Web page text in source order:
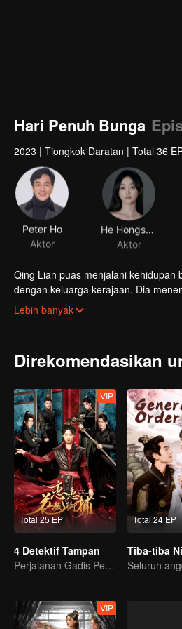
Hari Penuh Bunga
2023 | Tiongkok Daratan | Total 36
Peter Ho
Aktor
Aktor
Qing Lian puas menjalani
dengan keluarga kerajaan. Dia
tunjukkan, dan diam-diam
Lebih banyak
Direkomendasikan
Total 25 EP
VIP
4 Detektif Tampan
Perjalanan Gadis Penjelajah Waktu Memikat 4 Detektif Tampan
Total 24 EP
VIP